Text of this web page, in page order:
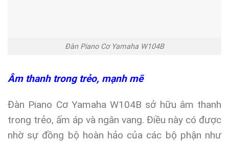
Đàn Piano Cơ Yamaha W104B
Âm thanh trong trẻo, mạnh mẽ
Đàn Piano Cơ Yamaha W104B sở hữu âm thanh
trong trẻo, ấm áp và ngân vang. Điều này có được
nhờ sự đồng bộ hoàn hảo của các bộ phận như